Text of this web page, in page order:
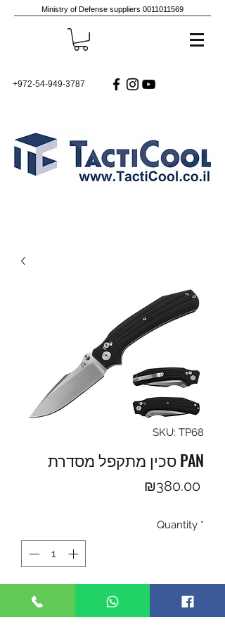
Ministry of Defense suppliers 0011011569
+972-54-949-3787
SKU: TP68
סכין מתקפל מסדרת PAN
₪380.00Price
Quantity *
Add to Cart